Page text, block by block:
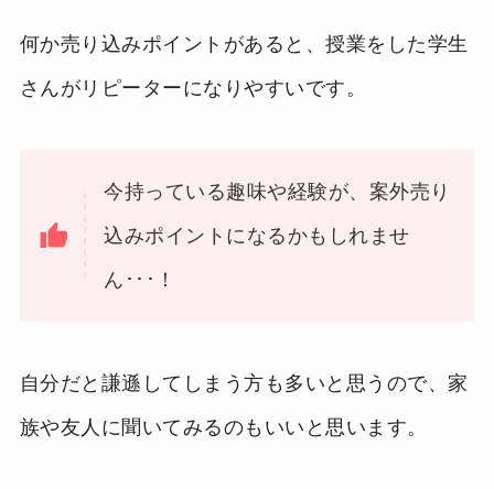
何か売り込みポイントがあると、授業をした学生
さんがリピーターになりやすいです。
今持っている趣味や経験が、案外売り
込みポイントになるかもしれませ
ん･･･！
自分だと謙遜してしまう方も多いと思うので、家
族や友人に聞いてみるのもいいと思います。